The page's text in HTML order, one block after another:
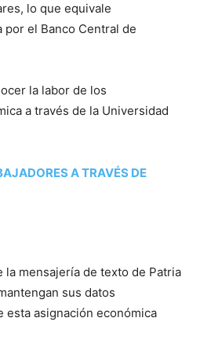
lo que equivale
por el Banco Central de
la labor de los
a través de la Universidad
A TRAVÉS DE
mensajería de texto de Patria
sus datos
esta asignación económica